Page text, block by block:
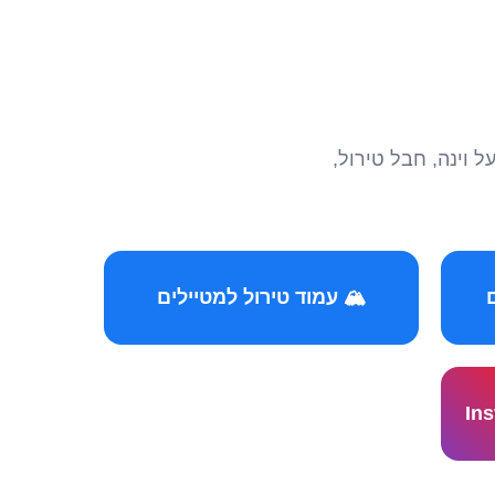
וינה, חבל טירול,
🏔️ עמוד טירול למטיילים